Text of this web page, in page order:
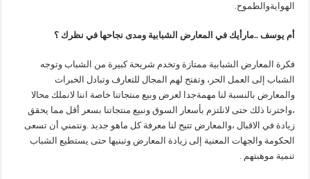
الهوايةوالطموح.
أم يوسف ..مارأيك في المعارض الشبابية ومدى نجاحها في نظرك ؟
فكرة المعارض الشبابية ممتازة وتخدم شريحة كبيرة من الشباب وتوجه
الشباب إلى العمل الحر، وتفتح لهم المجال للتعارف وتبادل الخبرات
والمعارض بالنسبة لنا مهمةجدا لعرض وبيع منتجاتنا خاصة اننا لانملك محالا
،واخترنا ذلك حتى لانلتزم بأسعار السوق ونبيع منتجاتنا بسعر أقل مما يحقق
زيادة في الاقبال ،والمعارض تتيح لنا معرفة كل ماهو جديد .ونتمني أن تسعى
الحكومة والجهات المعنية إلى زيادة المعارض وتبنيها حتى يستطيع الشباب
تنمية موهبتهم .